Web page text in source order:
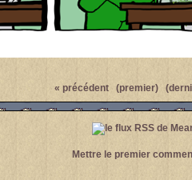
« précédent (premier)
Mettre le premier